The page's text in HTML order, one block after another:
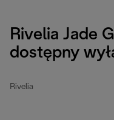
Rivelia Jade
dostępny
Rivelia